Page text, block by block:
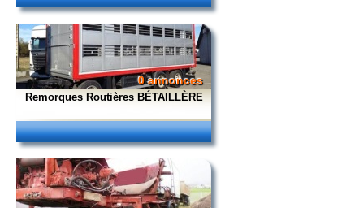
0 annonces
Remorques Routières BÉTAILLÈRE